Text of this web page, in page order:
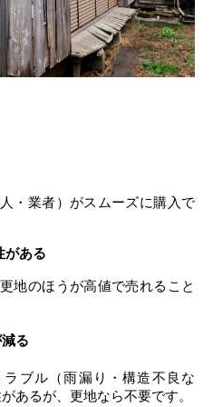
・業者）がスムーズに購入で
がある
地のほうが高値で売れること
る
ブル（雨漏り・構造不良な
あるが、更地なら不要です。